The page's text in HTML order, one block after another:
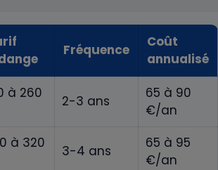
Fréquence
Coût
annualisé
à 260
2-3 ans
65 à 90
€/an
à 320
3-4 ans
65 à 95
€/an